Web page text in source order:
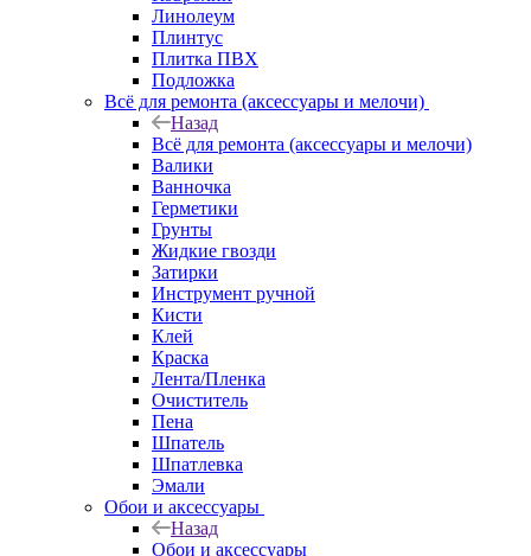
Линолеум
Плинтус
Плитка ПВХ
Подложка
Всё для ремонта (аксессуары и мелочи)
Назад
Всё для ремонта (аксессуары и мелочи)
Валики
Ванночка
Герметики
Грунты
Жидкие гвозди
Затирки
Инструмент ручной
Кисти
Клей
Краска
Лента/Пленка
Очиститель
Пена
Шпатель
Шпатлевка
Эмали
Обои и аксессуары
Назад
Обои и аксессуары